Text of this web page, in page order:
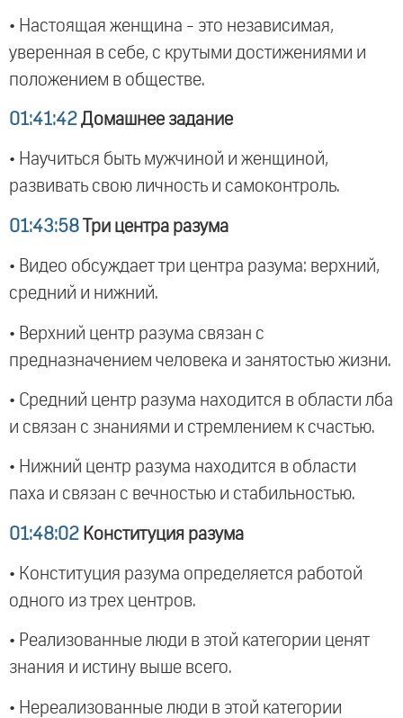
• Настоящая женщина - это независимая,
уверенная в себе, с крутыми достижениями и
положением в обществе.
01:41:42 Домашнее задание
• Научиться быть мужчиной и женщиной,
развивать свою личность и самоконтроль.
01:43:58 Три центра разума
• Видео обсуждает три центра разума: верхний,
средний и нижний.
• Верхний центр разума связан с
предназначением человека и занятостью жизни.
• Средний центр разума находится в области лба
и связан с знаниями и стремлением к счастью.
• Нижний центр разума находится в области
паха и связан с вечностью и стабильностью.
01:48:02 Конституция разума
• Конституция разума определяется работой
одного из трех центров.
• Реализованные люди в этой категории ценят
знания и истину выше всего.
• Нереализованные люди в этой категории